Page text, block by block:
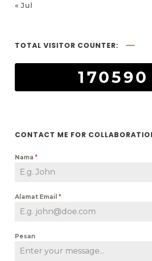
« Jul
TOTAL VISITOR COUNTER:
170590
CONTACT ME FOR
Nama *
Alamat Email *
Pesan